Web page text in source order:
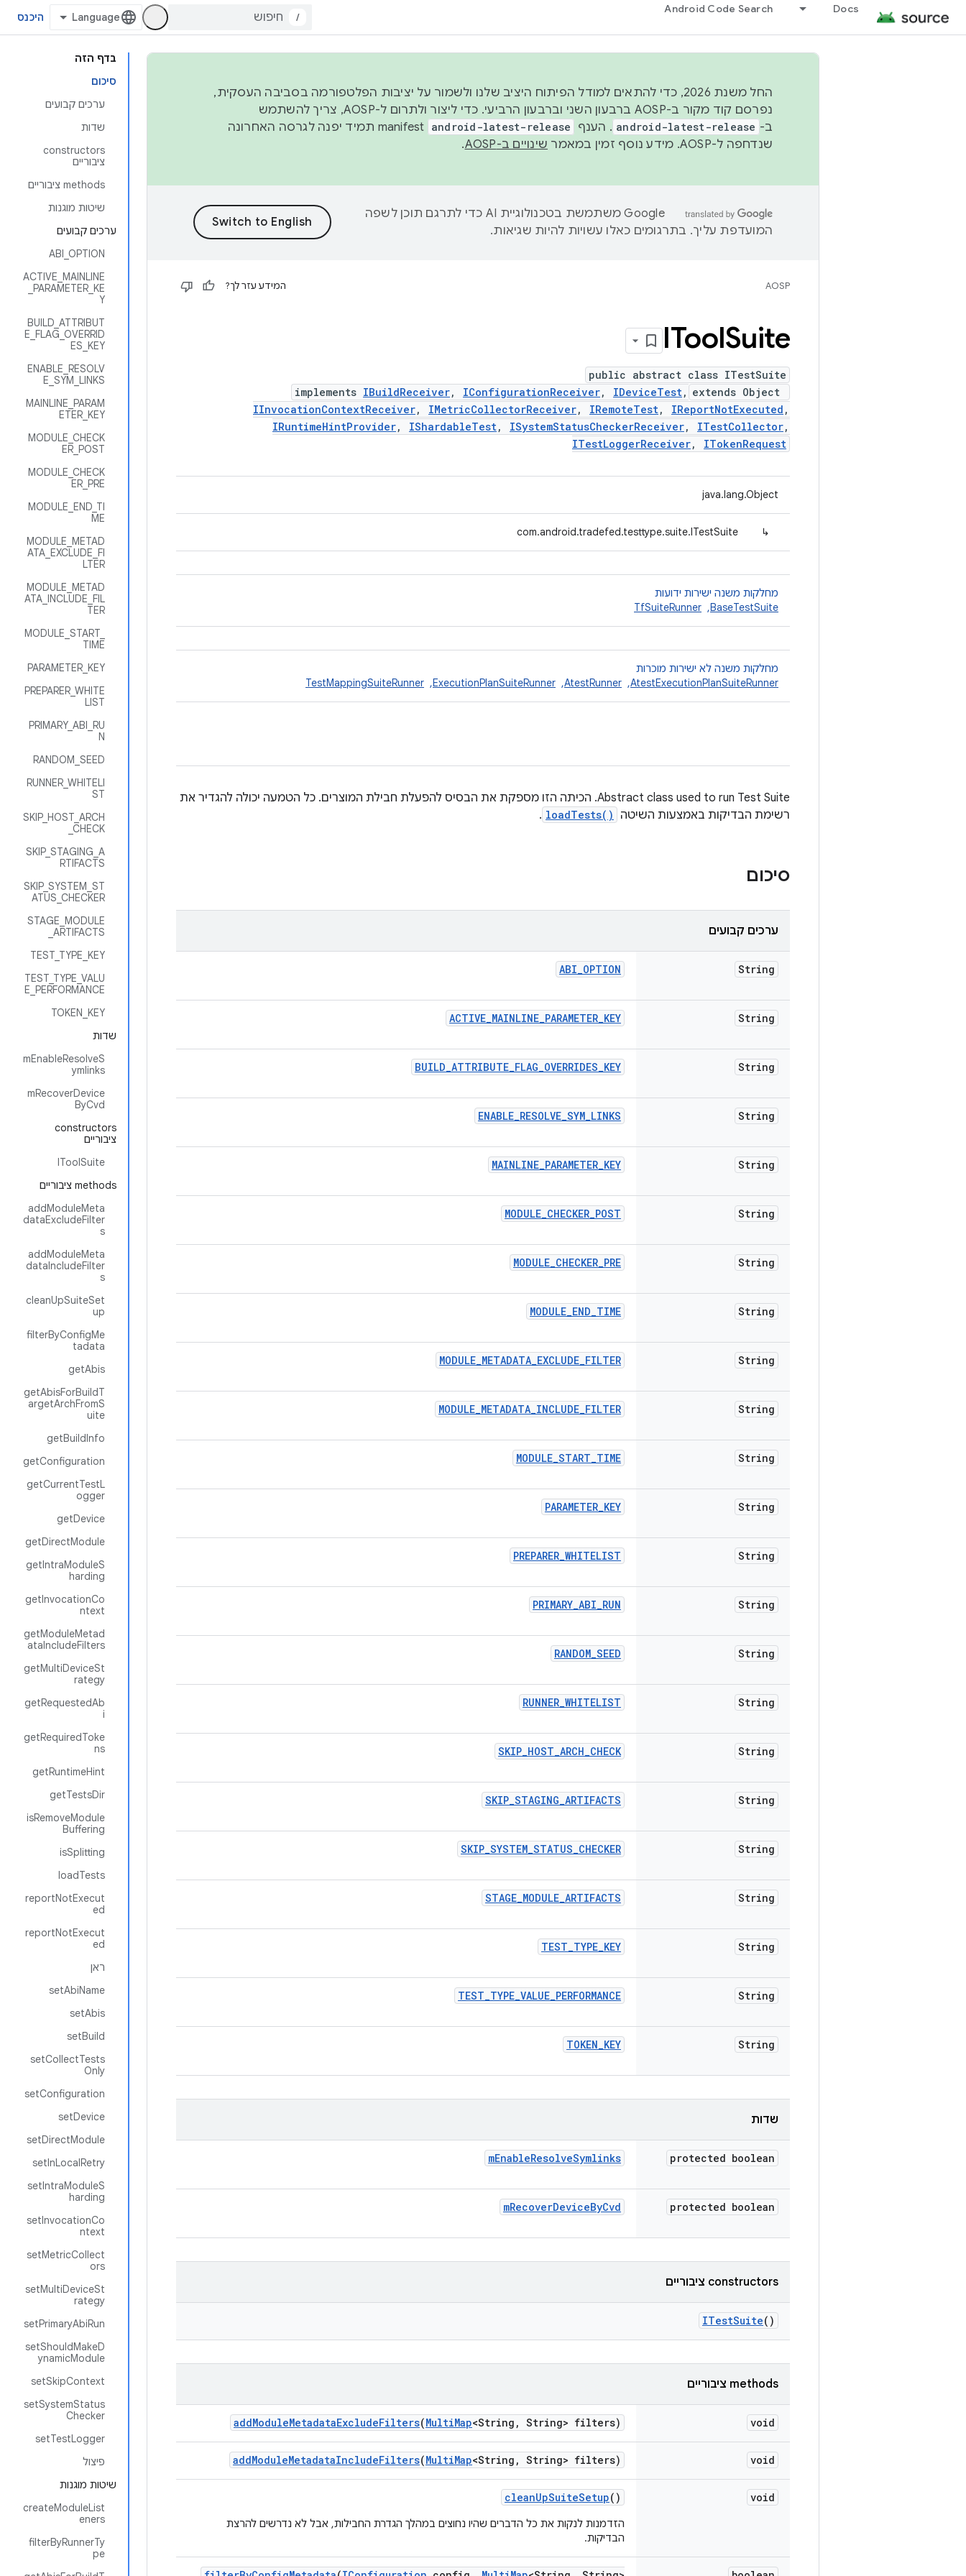
Docs
Android Code Search
/ היכנס
בדף הזה
סיכום
ערכים קבועים
שדות
‫constructors
ציבוריים
‫methods ציבוריים
שיטות מוגנות
ערכים קבועים
ABI_OPTION
ACTIVE_MAINLINE
_PARAMETER_KE
Y
BUILD_ATTRIBUT
E_FLAG_OVERRID
ES_KEY
ENABLE_RESOLV
E_SYM_LINKS
MAINLINE_PARAM
ETER_KEY
MODULE_CHECK
ER_POST
MODULE_CHECK
ER_PRE
MODULE_END_TI
ME
MODULE_METAD
ATA_EXCLUDE_FI
LTER
MODULE_METAD
ATA_INCLUDE_FIL
TER
MODULE_START_
TIME
PARAMETER_KEY
PREPARER_WHITE
LIST
PRIMARY_ABI_RU
N
RANDOM_SEED
RUNNER_WHITELI
ST
SKIP_HOST_ARCH
_CHECK
SKIP_STAGING_A
RTIFACTS
SKIP_SYSTEM_ST
ATUS_CHECKER
STAGE_MODULE
_ARTIFACTS
TEST_TYPE_KEY
TEST_TYPE_VALU
E_PERFORMANCE
TOKEN_KEY
שדות
mEnableResolveS
ymlinks
mRecoverDevice
ByCvd
‫constructors
ציבוריים
IToolSuite
‫methods ציבוריים
addModuleMeta
dataExcludeFilter
s
addModuleMeta
dataIncludeFilter
s
cleanUpSuiteSet
up
filterByConfigMe
tadata
getAbis
getAbisForBuildT
argetArchFromS
uite
getBuildInfo
getConfiguration
getCurrentTestL
ogger
getDevice
getDirectModule
getIntraModuleS
harding
getInvocationCo
ntext
getModuleMetad
ataIncludeFilters
getMultiDeviceSt
rategy
getRequestedAb
i
getRequiredToke
ns
getRuntimeHint
getTestsDir
isRemoveModule
Buffering
isSplitting
loadTests
reportNotExecut
ed
reportNotExecut
ed
ראן
setAbiName
setAbis
setBuild
setCollectTests
Only
setConfiguration
setDevice
setDirectModule
setInLocalRetry
setIntraModuleS
harding
setInvocationCo
ntext
setMetricCollect
ors
setMultiDeviceSt
rategy
setPrimaryAbiRun
setShouldMakeD
ynamicModule
setSkipContext
setSystemStatus
Checker
setTestLogger
פיצול
שיטות מוגנות
createModuleList
eners
filterByRunnerTy
pe
החל משנת 2026, כדי להתאים למודל הפיתוח היציב שלנו ולשמור על יציבות הפלטפורמה בסביבה העסקית,
נפרסם קוד מקור ב-AOSP ברבעון השני וברבעון הרביעי. כדי ליצור ולתרום ל-AOSP, צריך להשתמש
ב- android-latest-release . הענף android-latest-release
manifest תמיד יפנה לגרסה האחרונה
שנדחפה ל-AOSP. מידע נוסף זמין במאמר
שינויים ב-AOSP .
‫Google משתמשת בטכנולוגיית AI כדי לתרגם תוכן לשפה
המועדפת עליך. בתרגומים כאלו עשויות להיות שגיאות.
AOSP המידע עזר לך?
IToolSuite
public abstract class ITestSuite
extends Object
implements IBuildReceiver, IConfigurationReceiver, IDeviceTest,
IInvocationContextReceiver, IMetricCollectorReceiver, IRemoteTest, IReportNotExecuted ,
IRuntimeHintProvider, IShardableTest, ISystemStatusCheckerReceiver, ITestCollector,
ITestLoggerReceiver, ITokenRequest
java.lang.Object
↳
com.android.tradefed.testtype.suite.ITestSuite
מחלקות משנה ישירות ידועות
BaseTestSuite
, ‏
TfSuiteRunner
מחלקות משנה לא ישירות מוכרות
AtestExecutionPlanSuiteRunner
, ‏
AtestRunner
, ‏
ExecutionPlanSuiteRunner
, ‏
TestMappingSuiteRunner
Abstract class used to run Test Suite. הכיתה הזו מספקת את הבסיס להפעלת חבילת המוצרים. כל הטמעה יכולה להגדיר את
רשימת הבדיקות באמצעות השיטה
loadTests()
.
סיכום
ערכים קבועים
String
ABI_OPTION
String
ACTIVE_MAINLINE_PARAMETER_KEY
String
BUILD_ATTRIBUTE_FLAG_OVERRIDES_KEY
String
ENABLE_RESOLVE_SYM_LINKS
String
MAINLINE_PARAMETER_KEY
String
MODULE_CHECKER_POST
String
MODULE_CHECKER_PRE
String
MODULE_END_TIME
String
MODULE_METADATA_EXCLUDE_FILTER
String
MODULE_METADATA_INCLUDE_FILTER
String
MODULE_START_TIME
String
PARAMETER_KEY
String
PREPARER_WHITELIST
String
PRIMARY_ABI_RUN
String
RANDOM_SEED
String
RUNNER_WHITELIST
String
SKIP_HOST_ARCH_CHECK
String
SKIP_STAGING_ARTIFACTS
String
SKIP_SYSTEM_STATUS_CHECKER
String
STAGE_MODULE_ARTIFACTS
String
TEST_TYPE_KEY
String
TEST_TYPE_VALUE_PERFORMANCE
String
TOKEN_KEY
שדות
protected boolean
mEnableResolveSymlinks
protected boolean
mRecoverDeviceByCvd
‫constructors ציבוריים
ITestSuite()
‫methods ציבוריים
void
addModuleMetadataExcludeFilters(MultiMap<String , String> filters)
void
addModuleMetadataIncludeFilters(MultiMap<String , String> filters)
void
cleanUpSuiteSetup()
הזדמנות לנקות את כל הדברים שהיו נחוצים במהלך הגדרת החבילות, אבל לא נדרשים להרצת
הבדיקות.